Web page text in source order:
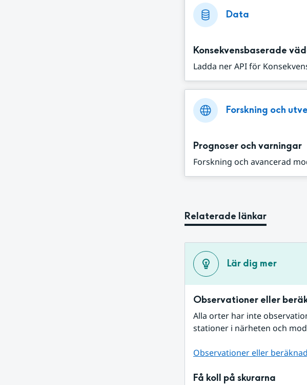
Data
Konsekvensbaserade
Ladda ner API för
Forskning och
Prognoser och varningar
Forskning och avancerad
Relaterade länkar
Lär dig mer
Observationer eller
Alla orter har inte
stationer i närheten och
Observationer eller
Få koll på skurarna